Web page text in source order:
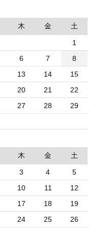
木 金 土
1
6 7
8
13 14
15
20 21
22
27 28
29
木 金 土
3 4
5
10 11
12
17 18
19
24 25
26